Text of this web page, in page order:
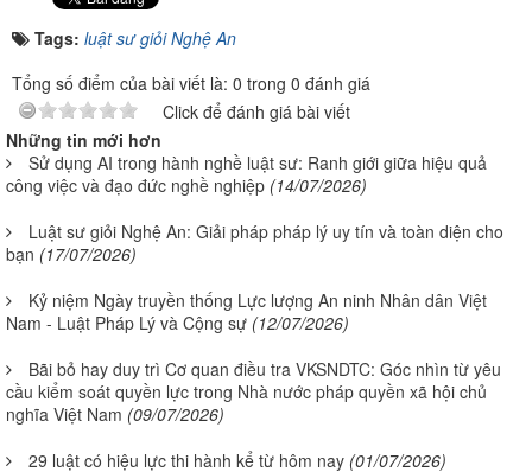
Tags: luật sư giỏi Nghệ An
Tổng số điểm của bài viết là: 0 trong 0 đánh giá
Click để đánh giá bài viết
Những tin mới hơn
Sử dụng AI trong hành nghề luật sư: Ranh giới giữa hiệu quả
công việc và đạo đức nghề nghiệp (14/07/2026)
Luật sư giỏi Nghệ An: Giải pháp pháp lý uy tín và toàn diện cho
bạn (17/07/2026)
Kỷ niệm Ngày truyền thống Lực lượng An ninh Nhân dân Việt
Nam - Luật Pháp Lý và Cộng sự (12/07/2026)
Bãi bỏ hay duy trì Cơ quan điều tra VKSNDTC: Góc nhìn từ yêu
cầu kiểm soát quyền lực trong Nhà nước pháp quyền xã hội chủ
nghĩa Việt Nam (09/07/2026)
29 luật có hiệu lực thi hành kể từ hôm nay (01/07/2026)